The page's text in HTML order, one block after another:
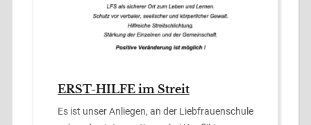
ERST-HILFE im Streit
Es ist unser Anliegen, an der Liebfrauenschule